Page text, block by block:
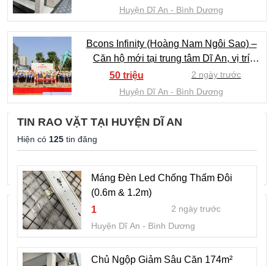
Huyện Dĩ An
Bình Dương
Bcons Infinity (Hoàng Nam Ngôi Sao) –
Căn hộ mới tại trung tâm Dĩ An, vị trí
vàng đường Thống Nhất, chuẩn bị ra mắt
50 triệu
2 ngày trước
Huyện Dĩ An
Bình Dương
TUYỂN SALES ENGINEER (gần Làng
Huyện Dĩ An
Bình Dương
XE ĐẦU KÉO HOWO 1 CẦU 310HP
CABIN V5-X
Liên hệ
3 ngày trước
Huyện Dĩ An
Bình Dương
TIN RAO VẶT TẠI HUYỆN DĨ AN
Hiện có 125 tin đăng
Máng Đèn Led Chống Thấm Đôi
(0.6m & 1.2m)
1
2 ngày trước
Huyện Dĩ An
Bình Dương
Chủ Ngộp Giảm Sâu Căn 174m²